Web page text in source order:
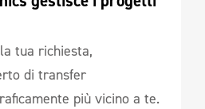
tua richiesta,
di transfer
più vicino a te.